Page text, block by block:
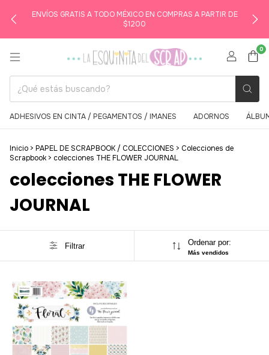
ENVÍOS GRATIS A TODO MÉXICO EN COMPRAS A PARTIR DE
$1200
0
ADHESIVOS EN CINTA / PEGAMENTOS / IMANES ADORNOS
Inicio > PAPEL DE SCRAPBOOK / COLECCIONES > Colecciones de
Scrapbook > colecciones THE FLOWER JOURNAL
colecciones THE FLOWER
JOURNAL
Filtrar Ordenar por:
Más vendidos